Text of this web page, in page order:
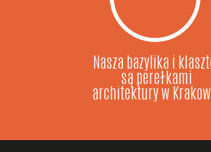
Nasza bazylika i
są perełkami
architektury w